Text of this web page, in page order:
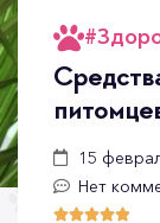
#
15
Нет
